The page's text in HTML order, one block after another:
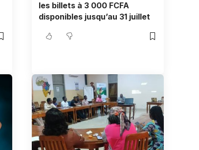
les billets à 3 000 FCFA
disponibles jusqu’au 31 juillet